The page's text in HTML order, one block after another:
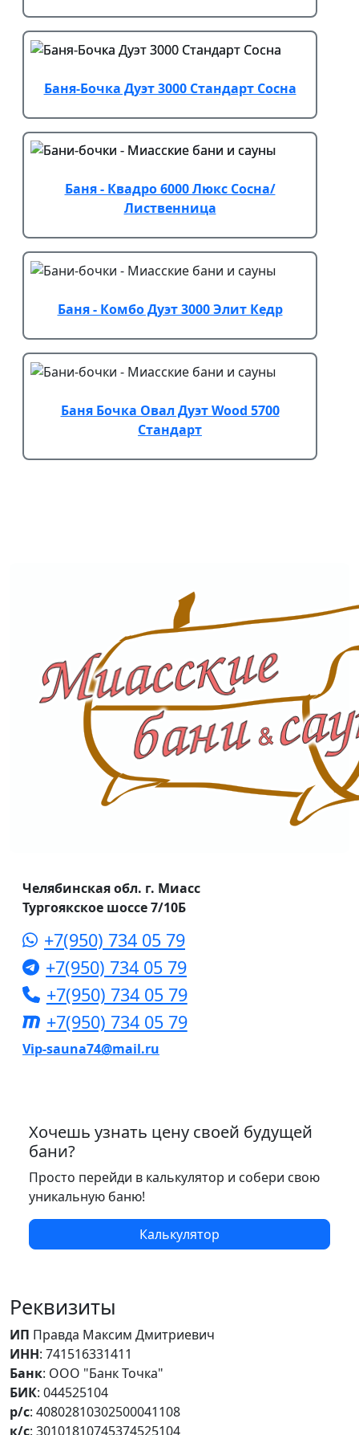
Баня-Бочка Дуэт 3000 Стандарт Сосна
Баня - Квадро 6000 Люкс Сосна/
Лиственница
Баня - Комбо Дуэт 3000 Элит Кедр
Баня Бочка Овал Дуэт Wood 5700
Стандарт
Челябинская обл. г. Миасс
Тургоякское шоссе 7/10Б
+7(950) 734 05 79
+7(950) 734 05 79
+7(950) 734 05 79
+7(950) 734 05 79
Vip-sauna74@mail.ru
Хочешь узнать цену своей будущей
бани?
Просто перейди в калькулятор и собери свою
уникальную баню!
Калькулятор
Реквизиты
ИП Правда Максим Дмитриевич
ИНН: 741516331411
Банк: ООО "Банк Точка"
БИК: 044525104
р/с: 40802810302500041108
к/с: 30101810745374525104